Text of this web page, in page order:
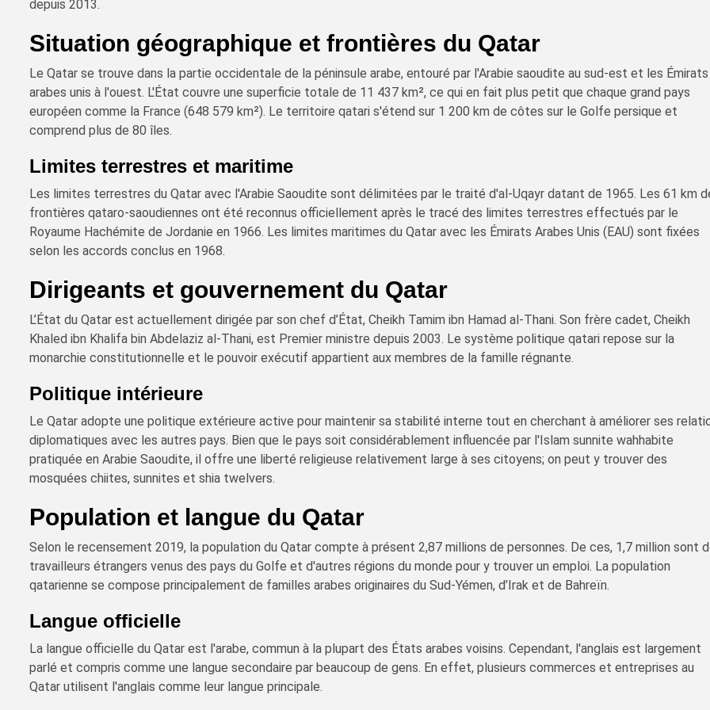
depuis 2013.
Situation géographique et frontières du Qatar
Le Qatar se trouve dans la partie occidentale de la péninsule arabe, entouré par l'Arabie saoudite au sud-est et les Émirats
arabes unis à l'ouest. L'État couvre une superficie totale de 11 437 km², ce qui en fait plus petit que chaque grand pays
européen comme la France (648 579 km²). Le territoire qatari s'étend sur 1 200 km de côtes sur le Golfe persique et
comprend plus de 80 îles.
Limites terrestres et maritime
Les limites terrestres du Qatar avec l'Arabie Saoudite sont délimitées par le traité d'al-Uqayr datant de 1965. Les 61 km
frontières qataro-saoudiennes ont été reconnus officiellement après le tracé des limites terrestres effectués par le
Royaume Hachémite de Jordanie en 1966. Les limites maritimes du Qatar avec les Émirats Arabes Unis (EAU) sont fixées
selon les accords conclus en 1968.
Dirigeants et gouvernement du Qatar
L’État du Qatar est actuellement dirigée par son chef d’État, Cheikh Tamim ibn Hamad al-Thani. Son frère cadet, Cheikh
Khaled ibn Khalifa bin Abdelaziz al-Thani, est Premier ministre depuis 2003. Le système politique qatari repose sur la
monarchie constitutionnelle et le pouvoir exécutif appartient aux membres de la famille régnante.
Politique intérieure
Le Qatar adopte une politique extérieure active pour maintenir sa stabilité interne tout en cherchant à améliorer ses
diplomatiques avec les autres pays. Bien que le pays soit considérablement influencée par l'Islam sunnite wahhabite
pratiquée en Arabie Saoudite, il offre une liberté religieuse relativement large à ses citoyens; on peut y trouver des
mosquées chiites, sunnites et shia twelvers.
Population et langue du Qatar
Selon le recensement 2019, la population du Qatar compte à présent 2,87 millions de personnes. De ces, 1,7 million sont
travailleurs étrangers venus des pays du Golfe et d'autres régions du monde pour y trouver un emploi. La population
qatarienne se compose principalement de familles arabes originaires du Sud-Yémen, d’Irak et de Bahreïn.
Langue officielle
La langue officielle du Qatar est l'arabe, commun à la plupart des États arabes voisins. Cependant, l'anglais est largement
parlé et compris comme une langue secondaire par beaucoup de gens. En effet, plusieurs commerces et entreprises au
Qatar utilisent l'anglais comme leur langue principale.